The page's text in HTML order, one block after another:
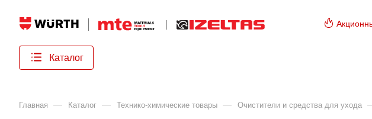
Каталог
Главная
— Каталог — Технико-химические товары — Очистители и средства для ухода